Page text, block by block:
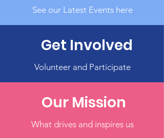
See our Latest Events here
Get Involved
Volunteer and Participate
Our Mission
What drives and inspires us